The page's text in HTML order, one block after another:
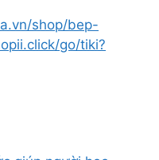
shop/bep-
go/tiki?